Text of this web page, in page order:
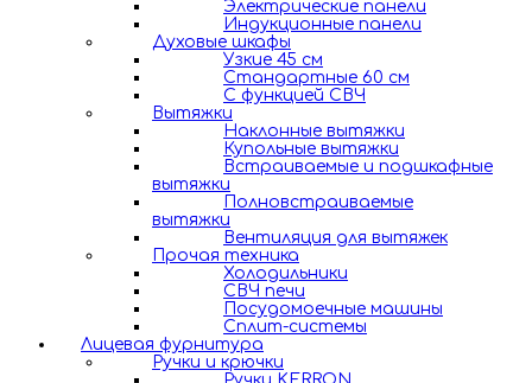
Электрические панели
Индукционные панели
Духовые шкафы
Узкие 45 см
Стандартные 60 см
С функцией СВЧ
Вытяжки
Наклонные вытяжки
Купольные вытяжки
Встраиваемые и подшкафные
вытяжки
Полновстраиваемые
вытяжки
Вентиляция для вытяжек
Прочая техника
Холодильники
СВЧ печи
Посудомоечные машины
Сплит-системы
Лицевая фурнитура
Ручки и крючки